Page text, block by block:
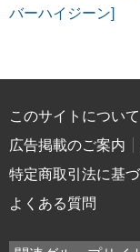
バーハイジーン]
このサイトについて
広告掲載のご案内
特定商取引法に基
よくある質問